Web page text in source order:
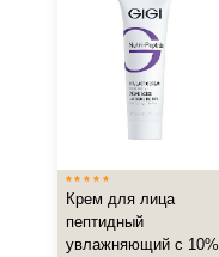
Крем для лица
пептидный
увлажняющий с 10%